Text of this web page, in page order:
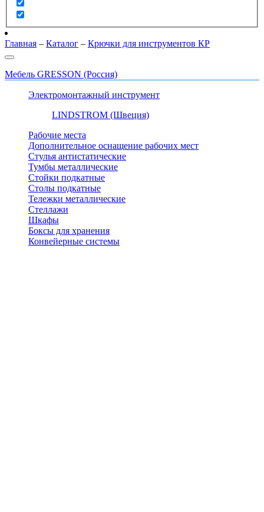
Главная – Каталог – Крючки для инструментов КР
Мебель GRESSON (Россия)
Электромонтажный инструмент
LINDSTROM (Швеция)
Рабочие места
Дополнительное оснащение рабочих мест
Стулья антистатические
Тумбы металлические
Стойки подкатные
Столы подкатные
Тележки металлические
Стеллажи
Шкафы
Боксы для хранения
Конвейерные системы